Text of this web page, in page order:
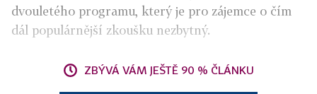
dvouletého programu, který je pro zájemce o čím
dál populárnější zkoušku nezbytný.
ZBÝVÁ VÁM JEŠTĚ 90 % ČLÁNKU